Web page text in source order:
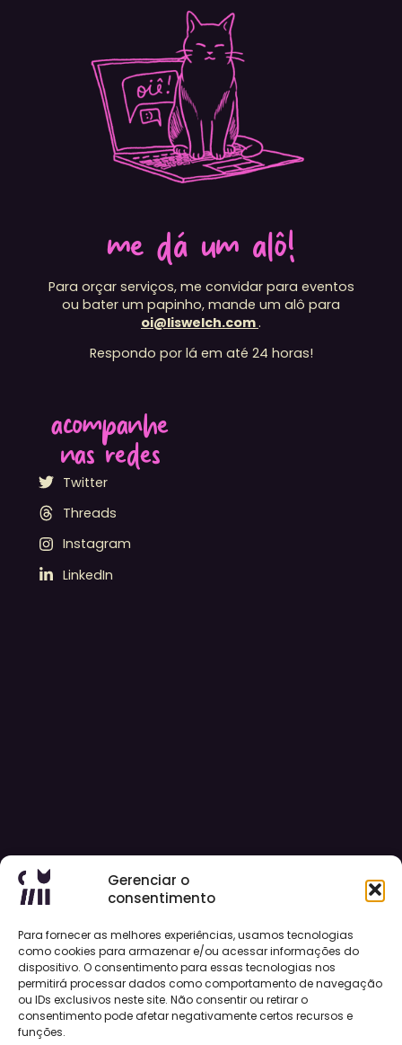
Gerenciar o
consentimento
Para fornecer as melhores experiências, usamos tecnologias
como cookies para armazenar e/ou acessar informações do
dispositivo. O consentimento para essas tecnologias nos
permitirá processar dados como comportamento de navegação
ou IDs exclusivos neste site. Não consentir ou retirar o
consentimento pode afetar negativamente certos recursos e
funções.
me dá um alô!
Para orçar serviços, me convidar para eventos
ou bater um papinho, mande um alô para
oi@liswelch.com.
Respondo por lá em até 24 horas!
acompanhe
nas redes
Twitter
Threads
Instagram
LinkedIn